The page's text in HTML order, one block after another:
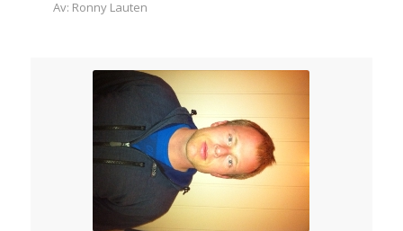
Av: Ronny Lauten